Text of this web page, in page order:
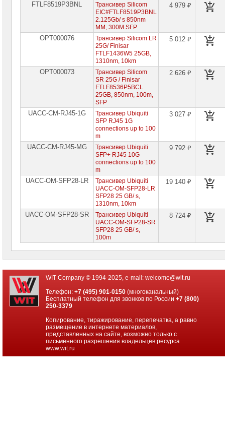
FTLF8519P3BNL
Трансивер Silicom
EIC#FTLF8519P3BNL
2.125Gb/ s 850nm
MM, 300M SFP
4 979 ₽
OPT000076
Трансивер Silicom LR
25G/ Finisar
FTLF1436W5 25GB,
1310nm, 10km
5 012 ₽
OPT000073
Трансивер Silicom
SR 25G / Finisar
FTLF8536P5BCL
25GB, 850nm, 100m,
SFP
2 626 ₽
UACC-CM-RJ45-1G
Трансивер Ubiquiti
SFP RJ45 1G
connections up to 100
m
3 027 ₽
UACC-CM-RJ45-MG
Трансивер Ubiquiti
SFP+ RJ45 10G
connections up to 100
m
9 792 ₽
UACC-OM-SFP28-LR
Трансивер Ubiquiti
UACC-OM-SFP28-LR
SFP28 25 GB/ s,
1310nm, 10km
19 140 ₽
UACC-OM-SFP28-SR
Трансивер Ubiquiti
UACC-OM-SFP28-SR
SFP28 25 GB/ s,
100m
8 724 ₽
WIT Company © 1994-2025, e-mail: welcome@wit.ru
Телефон:+7 (495) 901-0150 (многоканальный)
Бесплатный телефон для звонков по России+7 (800)
250-3379
Копирование, тиражирование, перепечатка, а равно
размещение в интернете материалов,
представленных на сайте, возможно только с
письменного разрешения владельцев ресурса
www.wit.ru